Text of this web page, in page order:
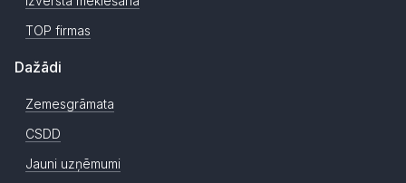
TOP firmas
Dažādi
Zemesgrāmata
CSDD
Jauni uzņēmumi